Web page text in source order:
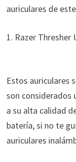
auriculares de
1. Razer Thresher
Estos auriculares
son considerados
a su alta calidad
batería, si no te
auriculares